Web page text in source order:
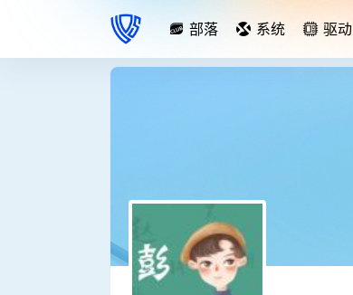
部落 系统 驱动